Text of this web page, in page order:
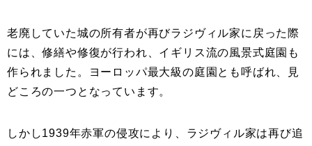
老廃していた城の所有者が再びラジヴィル家に戻った際
には、修繕や修復が行われ、イギリス流の風景式庭園も
作られました。ヨーロッパ最大級の庭園とも呼ばれ、見
どころの一つとなっています。
しかし1939年赤軍の侵攻により、ラジヴィル家は再び追